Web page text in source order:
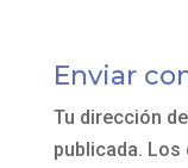
Enviar
Tu dirección
publicada. Los